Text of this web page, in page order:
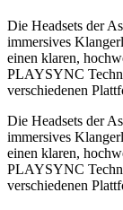
Die Headsets der
immersives
einen klaren,
PLAYSYNC
verschiedenen
Die Headsets der
immersives
einen klaren,
PLAYSYNC
verschiedenen